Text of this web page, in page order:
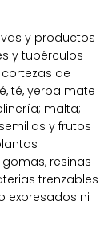
y productos
y tubérculos
de
té, yerba mate
malta;
y frutos
resinas
trenzables
expresados ni